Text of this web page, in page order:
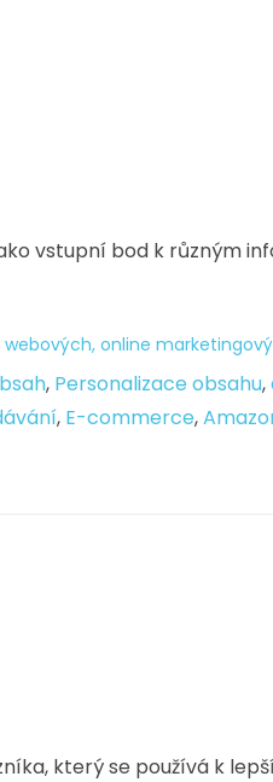
vstupní bod k různým
webových, online
, Personalizace obsahu,
, E-commerce,
který se používá k